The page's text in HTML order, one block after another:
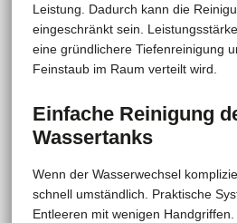
Leistung. Dadurch kann die
eingeschränkt sein.
eine gründlichere Tiefenreinigung
Feinstaub im Raum verteilt wird.
Einfache Reinigung
Wassertanks
Wenn der Wasserwechsel
schnell umständlich. Praktische
Entleeren mit wenigen